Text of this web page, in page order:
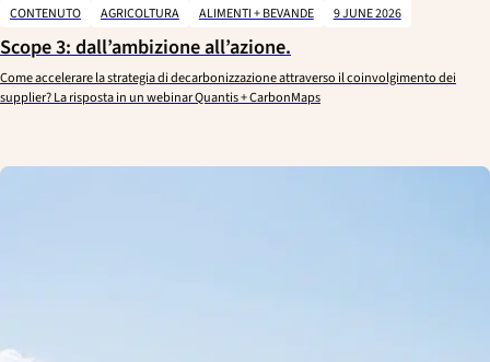
CONTENUTO AGRICOLTURA ALIMENTI + BEVANDE 9 JUNE 2026
Scope 3: dall’ambizione all’azione.
Come accelerare la strategia di decarbonizzazione attraverso il coinvolgimento dei
supplier? La risposta in un webinar Quantis + CarbonMaps